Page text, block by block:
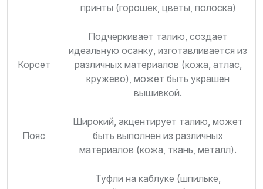
принты (горошек, цветы, полоска)
Корсет
Подчеркивает талию, создает
идеальную осанку, изготавливается из
различных материалов (кожа, атлас,
кружево), может быть украшен
вышивкой.
Пояс
Широкий, акцентирует талию, может
быть выполнен из различных
материалов (кожа, ткань, металл).
Туфли на каблуке (шпильке,